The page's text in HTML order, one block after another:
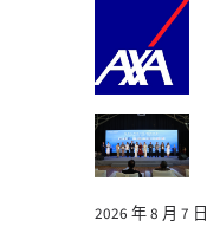
2026 年 8 月 7 日